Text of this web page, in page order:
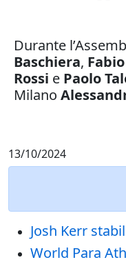
Durante
Baschiera, Fabio
Rossi e Paolo
Milano
13/10/2024
Josh Kerr
World Para